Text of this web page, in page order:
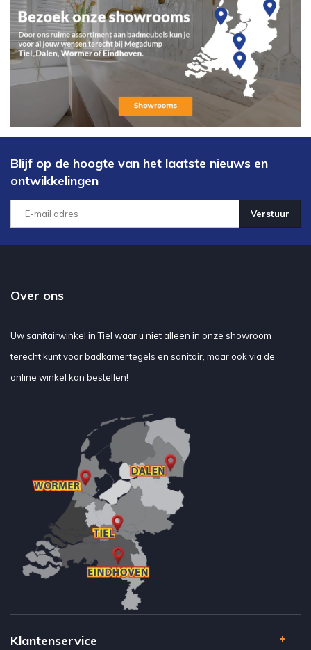
Blijf op de hoogte van het laatste nieuws en
ontwikkelingen
Verstuur
Over ons
Uw sanitairwinkel in Tiel waar u niet alleen in onze showroom
terecht kunt voor badkamertegels en sanitair, maar ook via de
online winkel kan bestellen!
Klantenservice